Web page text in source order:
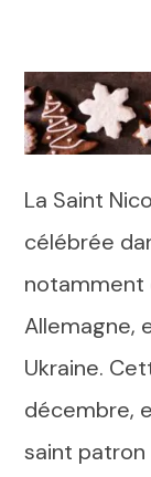
La Saint
célébrée
notamment
Allemagne,
Ukraine.
décembre,
saint patron